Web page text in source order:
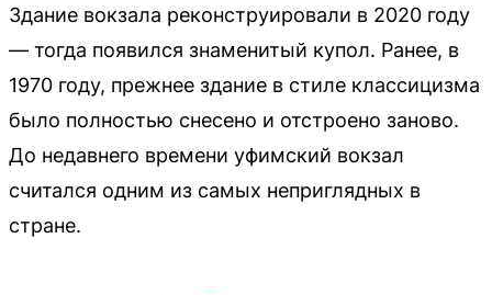
Здание вокзала реконструировали в 2020 году
— тогда появился знаменитый купол. Ранее, в
1970 году, прежнее здание в стиле классицизма
было полностью снесено и отстроено заново.
До недавнего времени уфимский вокзал
считался одним из самых неприглядных в
стране.